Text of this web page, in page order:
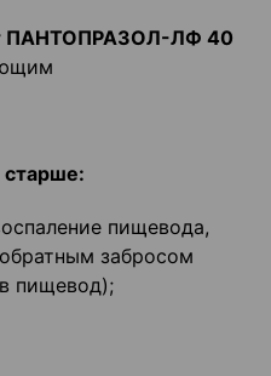
ПАНТОПРАЗОЛ-ЛФ 40
старше:
пищевода,
забросом
пищевод);